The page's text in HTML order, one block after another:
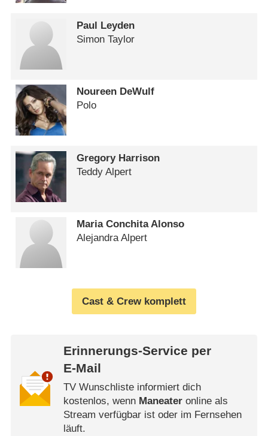
Paul Leyden
Simon Taylor
Noureen DeWulf
Polo
Gregory Harrison
Teddy Alpert
Maria Conchita Alonso
Alejandra Alpert
Cast & Crew komplett
Erinnerungs-Service per
E-Mail
TV Wunschliste informiert dich
kostenlos, wenn Maneateronline als
Stream verfügbar ist oder im Fernsehen
läuft.